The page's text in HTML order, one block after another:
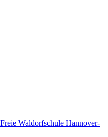
Freie Waldorfschule Hannover-